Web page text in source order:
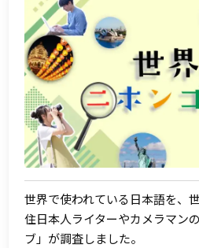
世界で使われている日本語を、
住日本人ライターやカメラマン
ブ」が調査しました。